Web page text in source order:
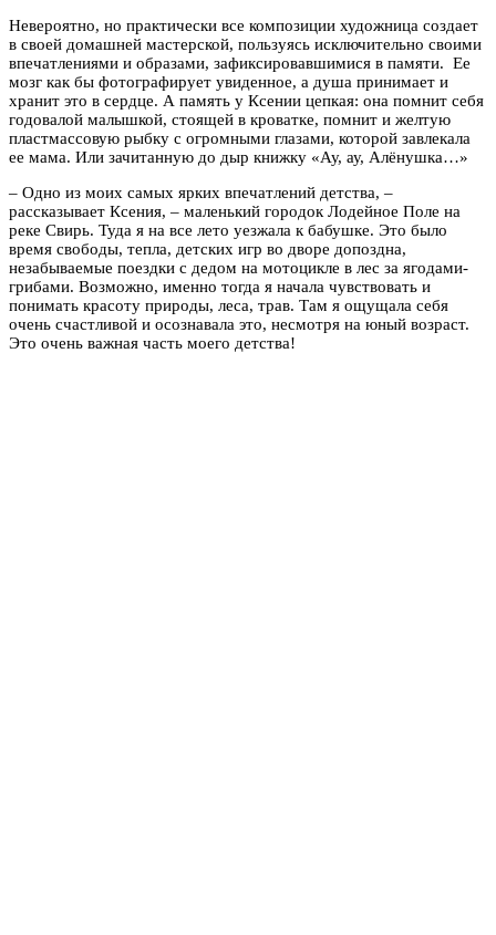
Невероятно, но практически все композиции художница создает
в своей домашней мастерской, пользуясь исключительно своими
впечатлениями и образами, зафиксировавшимися в памяти. Ее
мозг как бы фотографирует увиденное, а душа принимает и
хранит это в сердце. А память у Ксении цепкая: она помнит себя
годовалой малышкой, стоящей в кроватке, помнит и желтую
пластмассовую рыбку с огромными глазами, которой завлекала
ее мама. Или зачитанную до дыр книжку «Ау, ау, Алёнушка…»
– Одно из моих самых ярких впечатлений детства, –
рассказывает Ксения, – маленький городок Лодейное Поле на
реке Свирь. Туда я на все лето уезжала к бабушке. Это было
время свободы, тепла, детских игр во дворе допоздна,
незабываемые поездки с дедом на мотоцикле в лес за ягодами-
грибами. Возможно, именно тогда я начала чувствовать и
понимать красоту природы, леса, трав. Там я ощущала себя
очень счастливой и осознавала это, несмотря на юный возраст.
Это очень важная часть моего детства!